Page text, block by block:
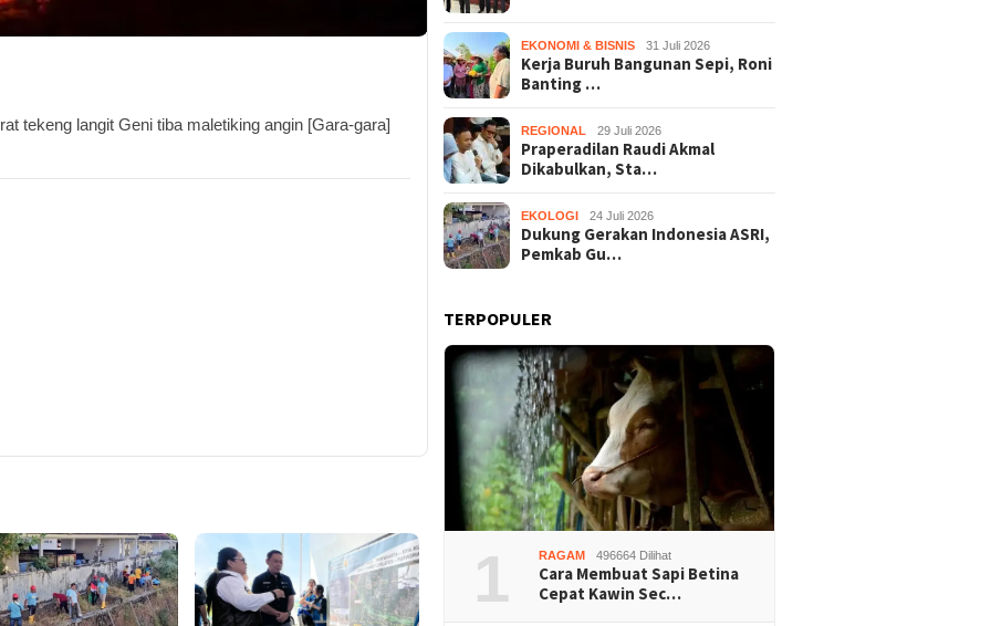
tekeng langit Geni tiba maletiking angin [Gara-gara]
EKONOMI & BISNIS 31 Juli 2026
Kerja Buruh Bangunan Sepi, Roni
Banting …
REGIONAL 29 Juli 2026
Praperadilan Raudi Akmal
Dikabulkan, Sta…
EKOLOGI 24 Juli 2026
Dukung Gerakan Indonesia ASRI,
Pemkab Gu…
TERPOPULER
1 RAGAM 496664 Dilihat
Cara Membuat Sapi Betina
Cepat Kawin Sec…